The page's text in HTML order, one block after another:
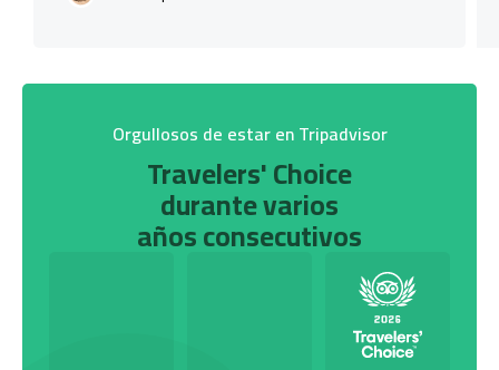
Orgullosos de estar en Tripadvisor
Travelers' Choice
durante varios
años consecutivos